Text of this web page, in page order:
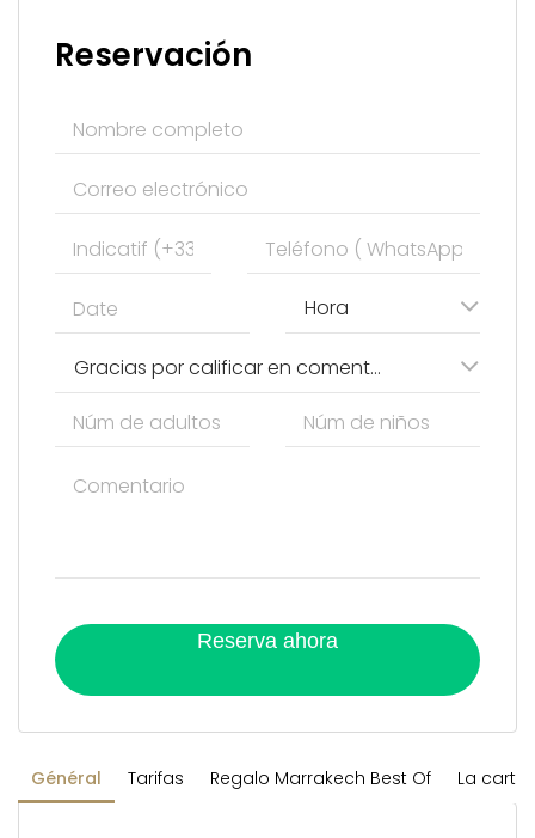
Général Tarifas Regalo Marrakech Best Of La carte
Reservación
Hora
Gracias por calificar en comentarios las prestaciones
Reserva ahora